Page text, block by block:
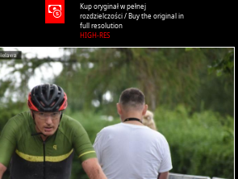
Kup oryginał w pełnej
rozdzielczości / Buy the original in
full resolution
HIGH-RES